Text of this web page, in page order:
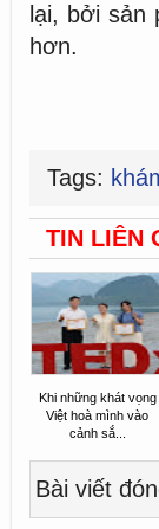
lại, bởi sản
hơn.
Tags:
TIN LIÊN
Khi những khát vọng
Việt hoà mình vào
cảnh sắ...
Bài viết